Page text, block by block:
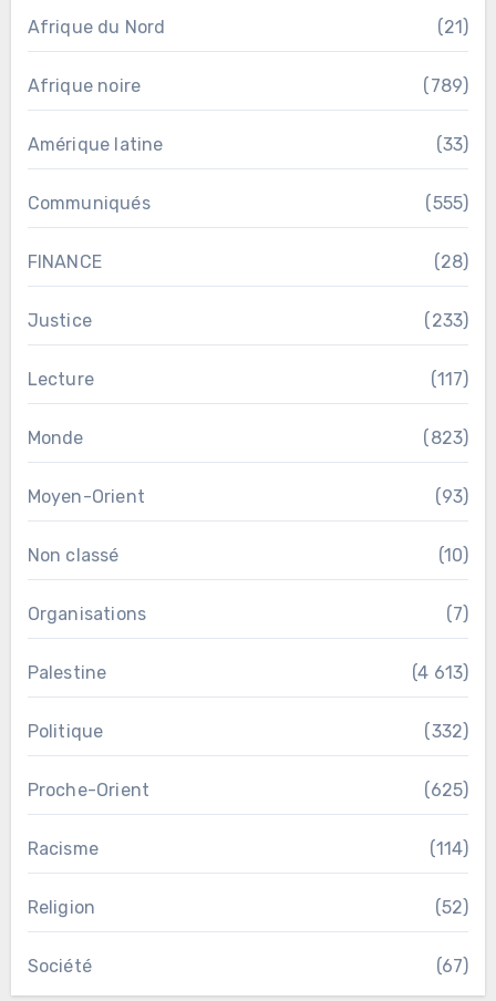
Afrique du Nord (21)
Afrique noire (789)
Amérique latine (33)
Communiqués (555)
FINANCE (28)
Justice (233)
Lecture (117)
Monde (823)
Moyen-Orient (93)
Non classé (10)
Organisations (7)
Palestine (4 613)
Politique (332)
Proche-Orient (625)
Racisme (114)
Religion (52)
Société (67)